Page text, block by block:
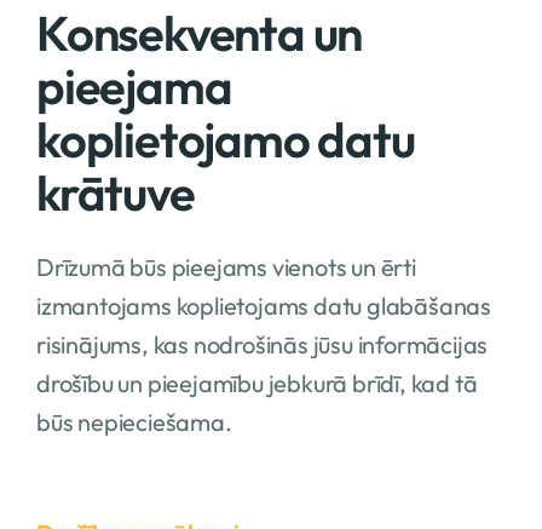
Konsekventa un
pieejama
koplietojamo datu
krātuve
Drīzumā būs pieejams vienots un ērti
izmantojams koplietojams datu glabāšanas
risinājums, kas nodrošinās jūsu informācijas
drošību un pieejamību jebkurā brīdī, kad tā
būs nepieciešama.